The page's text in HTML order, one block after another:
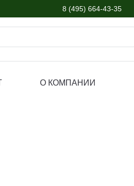
8 (495) 664-43-35
О КОМПАНИИ